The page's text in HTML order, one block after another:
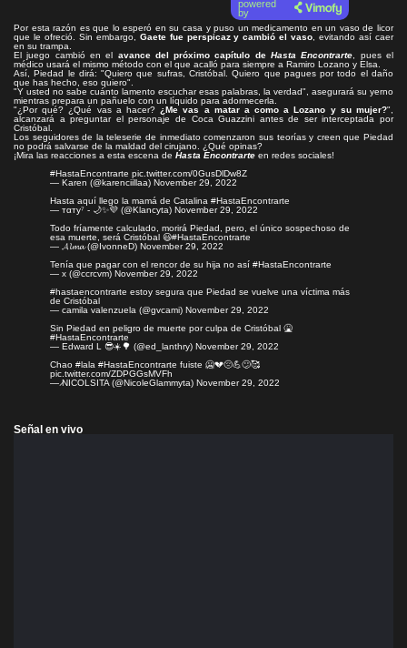
powered
by
Por esta razón es que lo esperó en su casa y puso un medicamento en un vaso de licor
que le ofreció. Sin embargo, Gaete fue perspicaz y cambió el vaso , evitando así caer
en su trampa.
El juego cambió en el avance del próximo capítulo deHasta Encontrarte , pues el
médico usará el mismo método con el que acalló para siempre a Ramiro Lozano y Elsa.
Así, Piedad le dirá: "Quiero que sufras, Cristóbal. Quiero que pagues por todo el daño
que has hecho, eso quiero".
"Y usted no sabe cuánto lamento escuchar esas palabras, la verdad", asegurará su yerno
mientras prepara un pañuelo con un líquido para adormecerla.
"¿Por qué? ¿Qué vas a hacer?¿Me vas a matar a como a Lozano y su mujer?",
alcanzará a preguntar el personaje de Coca Guazzini antes de ser interceptada por
Cristóbal.
Los seguidores de la teleserie de inmediato comenzaron sus teorías y creen que Piedad
no podrá salvarse de la maldad del cirujano. ¿Qué opinas?
¡Mira las reacciones a esta escena de Hasta Encontrarte en redes sociales!
#HastaEncontrarte pic.twitter.com/0GusDlDw8Z
— Karen (@karenciillaa) November 29, 2022
Hasta aquí llego la mamá de Catalina #HastaEncontrarte
— тαту⁷ - 🌙✨💜 (@Klancyta) November 29, 2022
Todo fríamente calculado, morirá Piedad, pero, el único sospechoso de
esa muerte, será Cristóbal 😃#HastaEncontrarte
— 𝓐𝓵𝓶𝓪 (@IvonneD) November 29, 2022
Tenía que pagar con el rencor de su hija no así #HastaEncontrarte
— x (@ccrcvm) November 29, 2022
#hastaencontrarte estoy segura que Piedad se vuelve una víctima más
de Cristóbal
— camila valenzuela (@gvcami) November 29, 2022
Sin Piedad en peligro de muerte por culpa de Cristóbal 🤮
#HastaEncontrarte
— Edward L 😎☀️🌳 (@ed_lanthry) November 29, 2022
Chao #lala #HastaEncontrarte fuiste 🥶💔😔💪😕🥰
pic.twitter.com/ZDPGGsMVFh
— ̷NICOLSITA (@NicoleGlammyta) November 29, 2022
Señal en vivo